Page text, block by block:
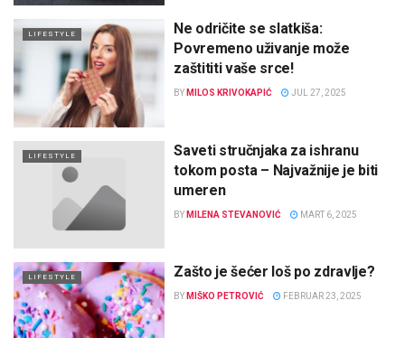
LIFESTYLE
Ne odričite se slatkiša:
Povremeno uživanje može
zaštititi vaše srce!
BY MILOS KRIVOKAPIĆ JUL 27, 2025
LIFESTYLE
Saveti stručnjaka za ishranu
tokom posta – Najvažnije je biti
umeren
BY MILENA STEVANOVIĆ MART 6, 2025
LIFESTYLE Zašto je šećer loš po zdravlje?
BY MIŠKO PETROVIĆ FEBRUAR 23, 2025